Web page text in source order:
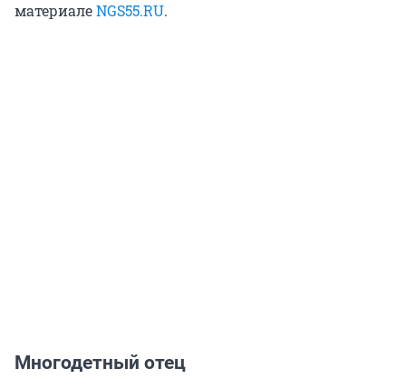
материалеNGS55.RU.
Многодетный отец